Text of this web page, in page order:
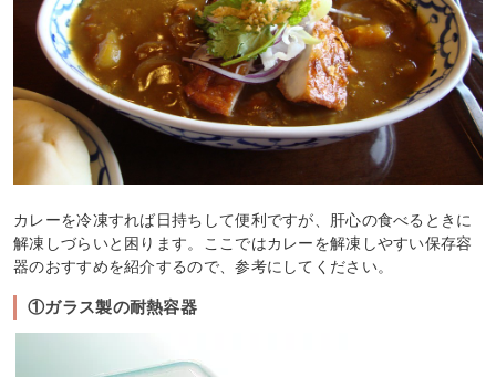
カレーを冷凍すれば日持ちして便利ですが、肝心の食べるときに
解凍しづらいと困ります。ここではカレーを解凍しやすい保存容
器のおすすめを紹介するので、参考にしてください。
①ガラス製の耐熱容器